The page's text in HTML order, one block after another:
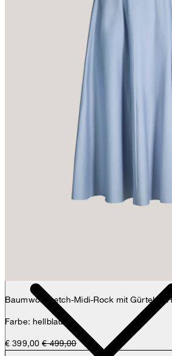
Baumwollstretch-Midi-Rock mit Gürtel in
Farbe: hellblau
€ 399,00 € 499,00